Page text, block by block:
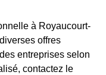
à Royaucourt-
offres
entreprises selon
contactez le